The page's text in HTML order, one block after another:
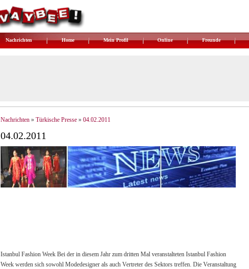
Nachrichten Home Mein Profil Online Freunde
Nachrichten» Türkische Presse» 04.02.2011
04.02.2011
Istanbul Fashion Week Bei der in diesem Jahr zum dritten Mal veranstalteten Istanbul Fashion
Weekwerden sich sowohl Modedesigner als auch Vertreter des Sektors treffen. Die Veranstaltung